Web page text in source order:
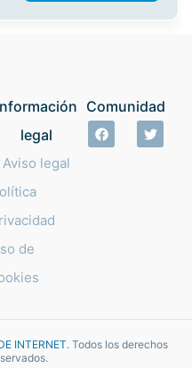
legal
Aviso legal
de
Comunidad
INTERNET. Todos los derechos